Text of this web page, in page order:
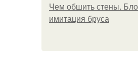
Чем обшить стены.
имитация бруса